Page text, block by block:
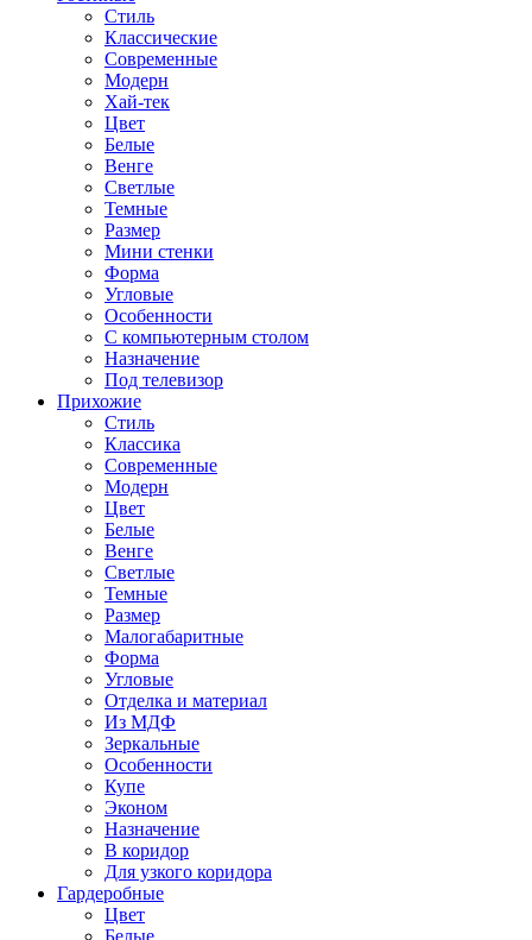
Стиль
Классические
Современные
Модерн
Хай-тек
Цвет
Белые
Венге
Светлые
Темные
Размер
Мини стенки
Форма
Угловые
Особенности
С компьютерным столом
Назначение
Под телевизор
Прихожие
Стиль
Классика
Современные
Модерн
Цвет
Белые
Венге
Светлые
Темные
Размер
Малогабаритные
Форма
Угловые
Отделка и материал
Из МДФ
Зеркальные
Особенности
Купе
Эконом
Назначение
В коридор
Для узкого коридора
Гардеробные
Цвет
Белые